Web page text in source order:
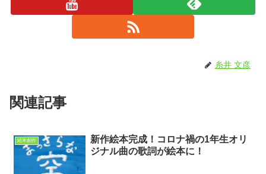
糸井 文彦
関連記事
絵本創作
新作絵本完成！コロナ禍の1年生オリ
ジナル曲の歌詞が絵本に！